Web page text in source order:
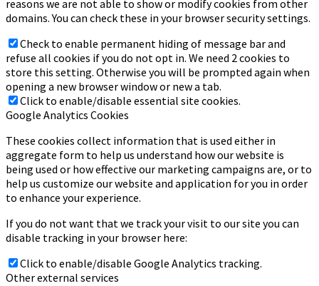
reasons we are not able to show or modify cookies from other
domains. You can check these in your browser security settings.
Check to enable permanent hiding of message bar and
refuse all cookies if you do not opt in. We need 2 cookies to
store this setting. Otherwise you will be prompted again when
opening a new browser window or new a tab.
Click to enable/disable essential site cookies.
Google Analytics Cookies
These cookies collect information that is used either in
aggregate form to help us understand how our website is
being used or how effective our marketing campaigns are, or to
help us customize our website and application for you in order
to enhance your experience.
If you do not want that we track your visit to our site you can
disable tracking in your browser here:
Click to enable/disable Google Analytics tracking.
Other external services